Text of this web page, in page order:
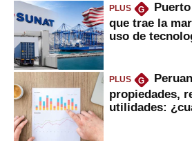
PLUS G
que trae la
uso de
PLUS G
propiedades,
utilidades: